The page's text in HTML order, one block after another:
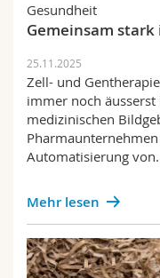
Gesundheit
Gemeinsam stark
25.11.2025
Zell- und
immer noch
medizinischen
Automatisierung
Mehr lesen